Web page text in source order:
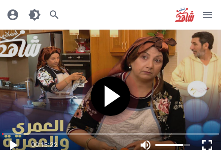
00:15:22